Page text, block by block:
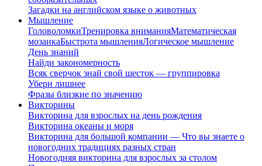
Загадки на английском языке о животных
Мышление
ГоловоломкиТренировка вниманияМатематическая
мозаикаБыстрота мышленияЛогическое мышление
День знаний
Найди закономерность
Всяк сверчок знай свой шесток — группировка
Убери лишнее
Фразы близкие по значению
Викторины
Викторина для взрослых на день рождения
Викторина океаны и моря
Викторина для большой компании — Что вы знаете о
новогодних традициях разных стран
Новогодняя викторина для взрослых за столом